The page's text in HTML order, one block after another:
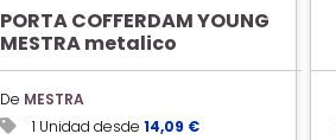
PORTA COFFERDAM YOUNG
MESTRA metalico
De MESTRA
1 Unidad desde 14,09 €